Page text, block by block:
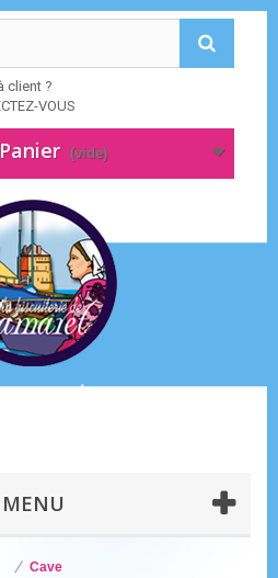
client ?
VOUS
Panier (vide)
MENU
Cave